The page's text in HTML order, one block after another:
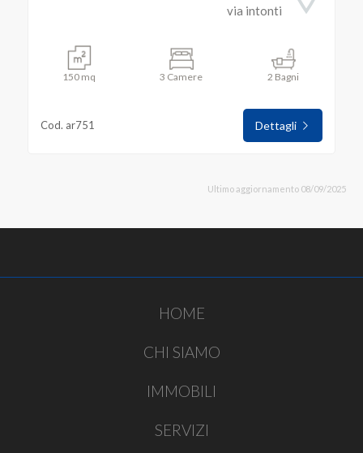
via intonti
150 mq 3 Camere 2 Bagni
Cod. ar751 Dettagli
Ultimo aggiornamento 08/09/2025
HOME
CHI SIAMO
IMMOBILI
SERVIZI